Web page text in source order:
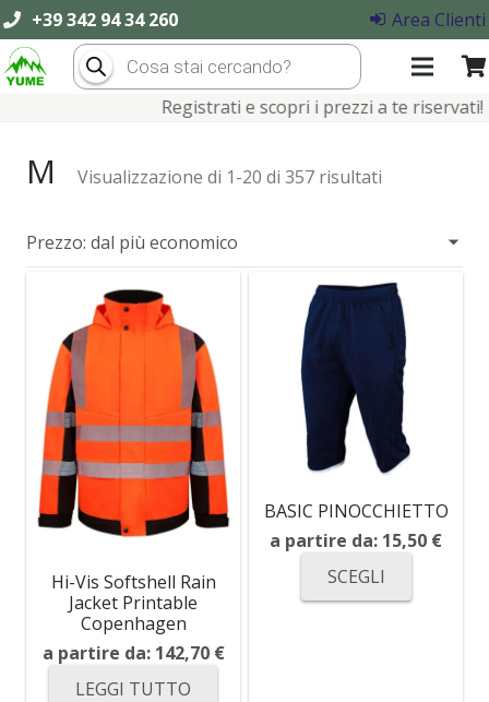
+39 342 94 34 260
Area Clienti
Products
search
Registrati e scopri i prezzi a te riservati!
M Visualizzazione di 1-20 di 357 risultati
Hi-Vis Softshell Rain
Jacket Printable
Copenhagen
a partire da: 142,70 €
LEGGI TUTTO
BASIC PINOCCHIETTO
a partire da: 15,50 €
SCEGLI